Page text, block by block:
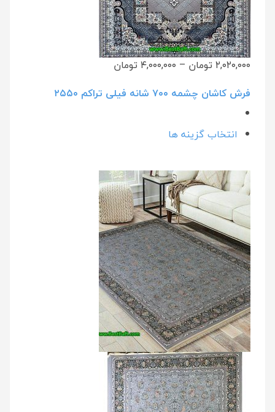
۲,۰۲۰,۰۰۰ تومان – ۴,۰۰۰,۰۰۰ تومان
فرش کاشان چشمه ۷۰۰ شانه فیلی تراکم ۲۵۵۰
انتخاب گزینه ها